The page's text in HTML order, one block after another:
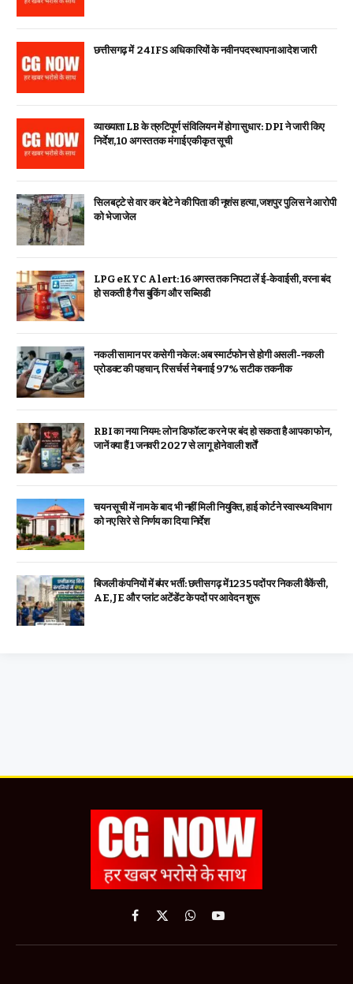
छत्तीसगढ़ में 24 IFS अधिकारियों के नवीन पदस्थापना आदेश जारी
व्याख्याता LB के त्रुटिपूर्ण संविलियन में होगा सुधार: DPI ने जारी किए
निर्देश, 10 अगस्त तक मंगाई एकीकृत सूची
सिलबट्टे से वार कर बेटे ने की पिता की नृशंस हत्या, जशपुर पुलिस ने आरोपी
को भेजा जेल
LPG eKYC Alert: 16 अगस्त तक निपटा लें ई-केवाईसी, वरना बंद
हो सकती है गैस बुकिंग और सब्सिडी
नकली सामान पर कसेगी नकेल: अब स्मार्टफोन से होगी असली-नकली
प्रोडक्ट की पहचान, रिसर्चर्स ने बनाई 97% सटीक तकनीक
RBI का नया नियम: लोन डिफॉल्ट करने पर बंद हो सकता है आपका फोन,
जानें क्या हैं 1 जनवरी 2027 से लागू होने वाली शर्तें
चयन सूची में नाम के बाद भी नहीं मिली नियुक्ति, हाई कोर्ट ने स्वास्थ्य विभाग
को नए सिरे से निर्णय का दिया निर्देश
बिजली कंपनियों में बंपर भर्ती: छत्तीसगढ़ में 1235 पदों पर निकली वैकेंसी,
AE, JE और प्लांट अटेंडेंट के पदों पर आवेदन शुरू
Facebook
X
WhatsApp
YouTube